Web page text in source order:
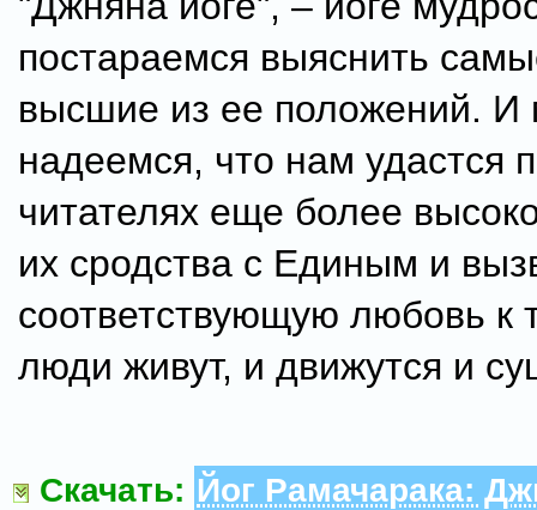
постараемся выяснить
высшие из ее положений.
надеемся, что нам удастся
читателях еще более
их сродства с Единым и
соответствующую любовь к
люди живут, и движутся и
Скачать: Йог Рамачарака: